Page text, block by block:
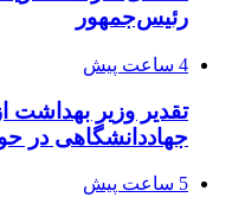
رئیس‌جمهور
4 ساعت پیش
تقدیر وزیر بهداشت
جهاددانشگاهی در
5 ساعت پیش